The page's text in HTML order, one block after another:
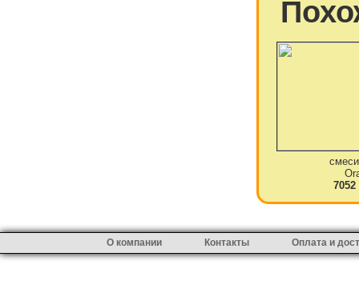
7052
О компании Контакты Оплата и